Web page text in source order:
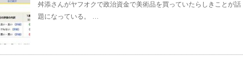
舛添さんがヤフオクで政治資金で美術品を買っていたらしきことが話
題になっている。 …